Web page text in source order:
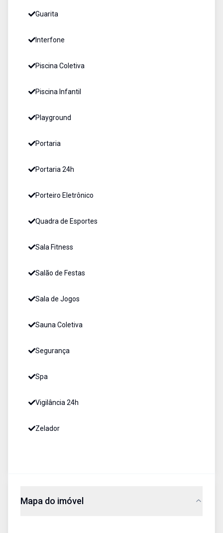
Guarita
Interfone
Piscina Coletiva
Piscina Infantil
Playground
Portaria
Portaria 24h
Porteiro Eletrônico
Quadra de Esportes
Sala Fitness
Salão de Festas
Sala de Jogos
Sauna Coletiva
Segurança
Spa
Vigilância 24h
Zelador
Mapa do imóvel